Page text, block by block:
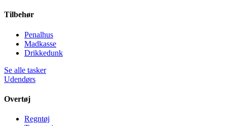
Tilbehør
Penalhus
Madkasse
Drikkedunk
Se alle tasker
Udendørs
Overtøj
Regntøj